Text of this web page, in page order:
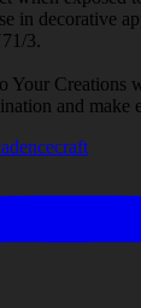
in decorative
3.
Your Creations
and make